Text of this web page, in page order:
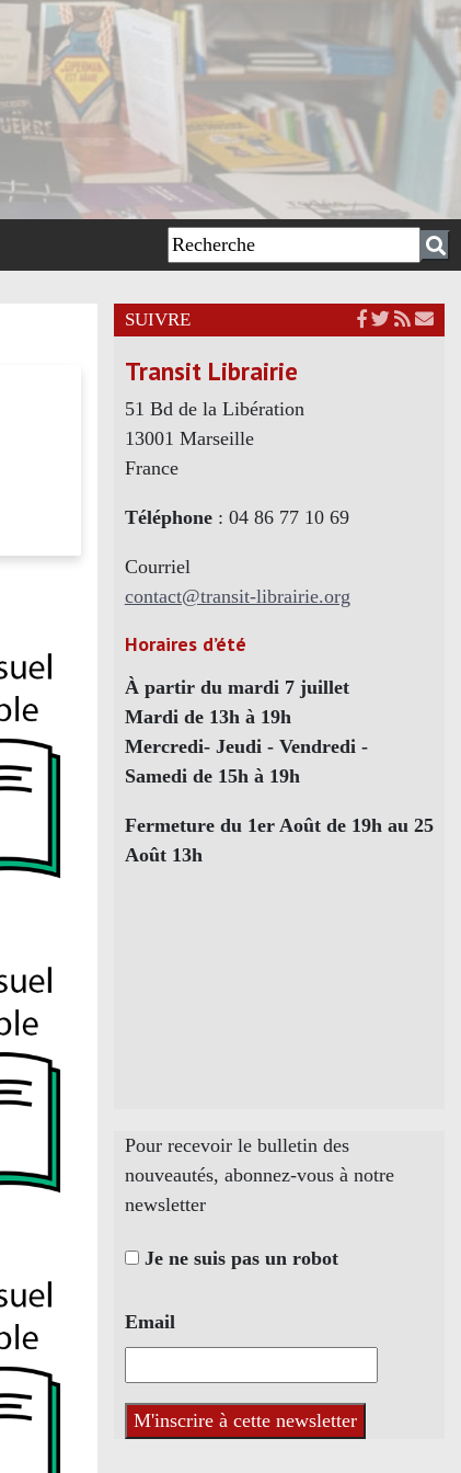
SUIVRE
Transit Librairie
51 Bd de la Libération
13001 Marseille
France
Téléphone: 04 86 77 10 69
Courriel
contact@transit-librairie.org
Horaires d’été
À partir du mardi 7 juillet
Mardi de 13h à 19h
Mercredi- Jeudi - Vendredi -
Samedi de 15h à 19h
Fermeture du 1er Août de 19h au 25
Août 13h
Pour recevoir le bulletin des
nouveautés, abonnez-vous à notre
newsletter
Je ne suis pas un robot
Email